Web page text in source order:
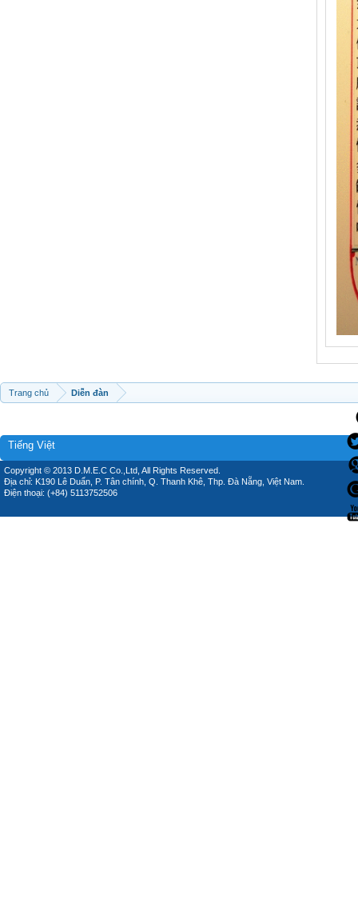
Trang chủ Diễn đàn
Tiếng Việt
Copyright © 2013 D.M.E.C Co.,Ltd, All Rights Reserved.
Địa chỉ: K190 Lê Duẩn, P. Tân chính, Q. Thanh Khê, Thp. Đà Nẵng, Việt Nam.
Điện thoại: (+84) 5113752506